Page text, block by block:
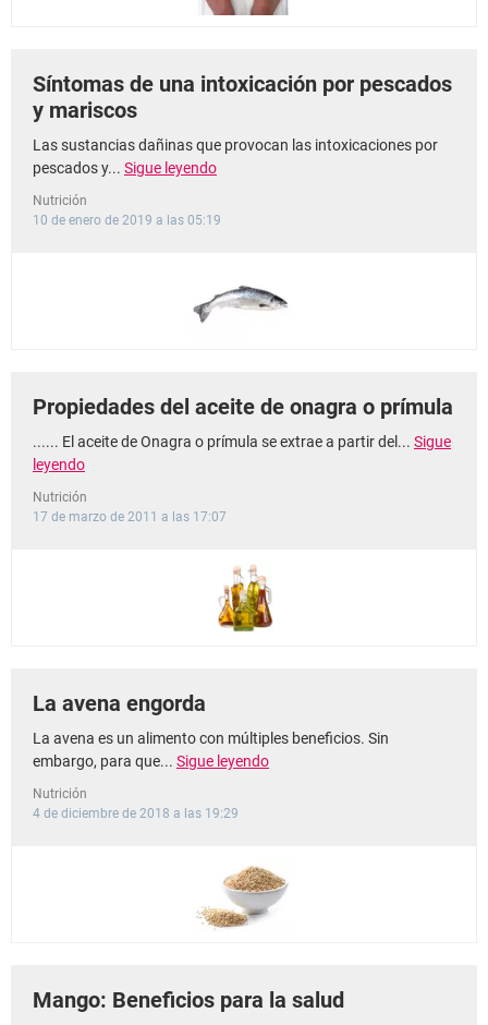
Síntomas de una intoxicación por pescados
y mariscos
Las sustancias dañinas que provocan las intoxicaciones por
pescados y... Sigue leyendo
Nutrición
10 de enero de 2019 a las 05:19
Propiedades del aceite de onagra o prímula
...... El aceite de Onagra o prímula se extrae a partir del... Sigue
leyendo
Nutrición
17 de marzo de 2011 a las 17:07
La avena engorda
La avena es un alimento con múltiples beneficios. Sin
embargo, para que... Sigue leyendo
Nutrición
4 de diciembre de 2018 a las 19:29
Mango: Beneficios para la salud